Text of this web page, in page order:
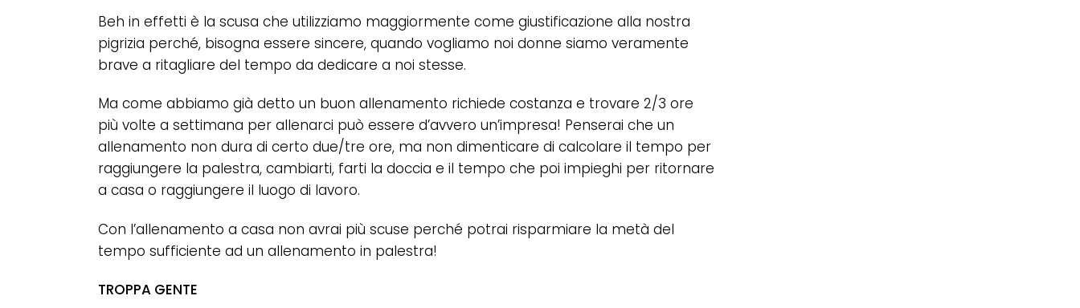
Beh in effetti è la scusa che utilizziamo maggiormente come giustificazione alla nostra
pigrizia perché, bisogna essere sincere, quando vogliamo noi donne siamo veramente
brave a ritagliare del tempo da dedicare a noi stesse.
Ma come abbiamo già detto un buon allenamento richiede costanza e trovare 2/3 ore
più volte a settimana per allenarci può essere d’avvero un’impresa! Penserai che un
allenamento non dura di certo due/tre ore, ma non dimenticare di calcolare il tempo per
raggiungere la palestra, cambiarti, farti la doccia e il tempo che poi impieghi per ritornare
a casa o raggiungere il luogo di lavoro.
Con l’allenamento a casa non avrai più scuse perché potrai risparmiare la metà del
tempo sufficiente ad un allenamento in palestra!
TROPPA GENTE